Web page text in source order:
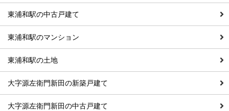
東浦和駅の中古戸建て
東浦和駅のマンション
東浦和駅の土地
大字源左衛門新田の新築戸建て
大字源左衛門新田の中古戸建て